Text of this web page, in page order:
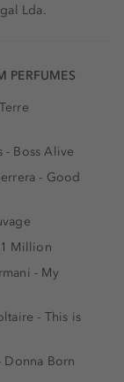
Lda.
PERFUMES
- Boss Alive
- Good
1 Million
- My
- This is
Donna Born